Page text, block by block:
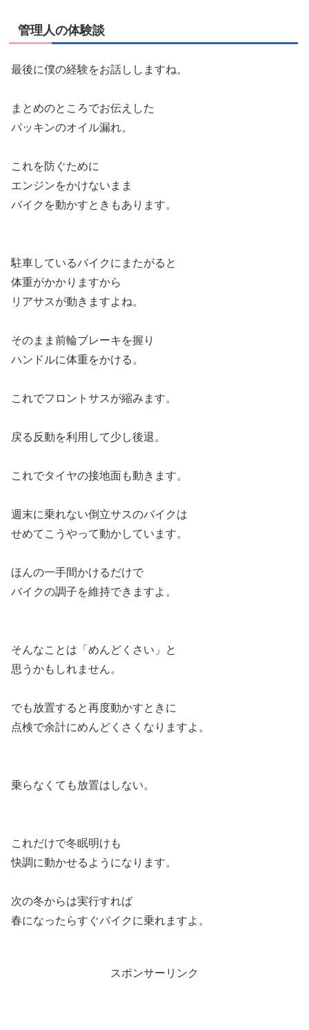
管理人の体験談
最後に僕の経験をお話ししますね。
まとめのところでお伝えした
パッキンのオイル漏れ。
これを防ぐために
エンジンをかけないまま
バイクを動かすときもあります。
駐車しているバイクにまたがると
体重がかかりますから
リアサスが動きますよね。
そのまま前輪ブレーキを握り
ハンドルに体重をかける。
これでフロントサスが縮みます。
戻る反動を利用して少し後退。
これでタイヤの接地面も動きます。
週末に乗れない倒立サスのバイクは
せめてこうやって動かしています。
ほんの一手間かけるだけで
バイクの調子を維持できますよ。
そんなことは「めんどくさい」と
思うかもしれません。
でも放置すると再度動かすときに
点検で余計にめんどくさくなりますよ。
乗らなくても放置はしない。
これだけで冬眠明けも
快調に動かせるようになります。
次の冬からは実行すれば
春になったらすぐバイクに乗れますよ。
スポンサーリンク